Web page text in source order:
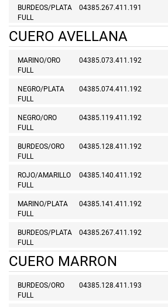
BURDEOS/PLATA
FULL
04385.267.411.191
CUERO AVELLANA
MARINO/ORO
FULL
04385.073.411.192
NEGRO/PLATA
FULL
04385.074.411.192
NEGRO/ORO
FULL
04385.119.411.192
BURDEOS/ORO
FULL
04385.128.411.192
ROJO/AMARILLO
FULL
04385.140.411.192
MARINO/PLATA
FULL
04385.141.411.192
BURDEOS/PLATA
FULL
04385.267.411.192
CUERO MARRON
BURDEOS/ORO
FULL
04385.128.411.193